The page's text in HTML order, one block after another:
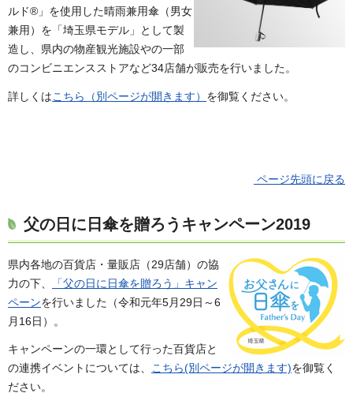
ルド®」を使用した晴雨兼用傘（男女
兼用）を「埼玉県モデル」として製
造し、県内の物産観光施設やの一部
のコンビニエンスストアなど34店舗が販売を行いました。
詳しくはこちら（別ページが開きます） を御覧ください。
ページ先頭に戻る
父の日に日傘を贈ろうキャンペーン2019
県内各地の百貨店・量販店（29店舗）の協
力の下、
「父の日に日傘を贈ろう」キャン
ペーンを行いました（令和元年5月29日～6
月16日）。
キャンペーンの一環として行った百貨店と
の連携イベントについては、 こちら(別ページが開きます)を御覧く
ださい。